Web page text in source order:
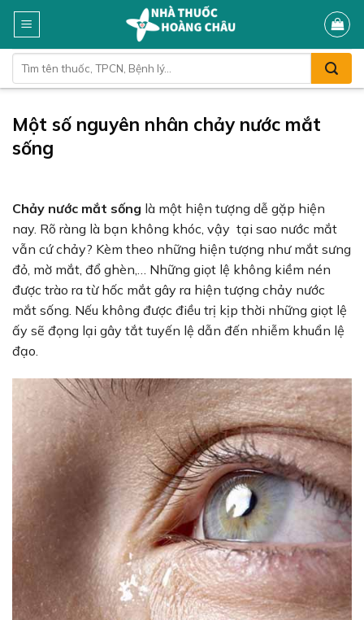
Skip
content
kiếm:
Một số nguyên nhân chảy nước mắt
sống
Chảy nước mắt sống là một hiện tượng dễ gặp hiện
nay. Rõ ràng là bạn không khóc, vậy tại sao nước mắt
vẫn cứ chảy? Kèm theo những hiện tượng như mắt sưng
đỏ, mờ mắt, đổ ghèn,… Những giọt lệ không kiềm nén
được trào ra từ hốc mắt gây ra hiện tượng chảy nước
mắt sống. Nếu không được điều trị kịp thời những giọt lệ
ấy sẽ đọng lại gây tắt tuyến lệ dẫn đến nhiễm khuẩn lệ
đạo.